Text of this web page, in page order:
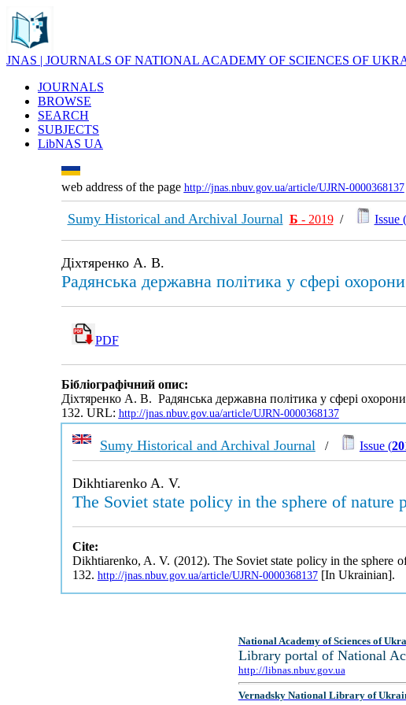
JNAS | JOURNALS OF NATIONAL ACADEMY OF SCIENCES OF
JOURNALS
BROWSE
SEARCH
SUBJECTS
LibNAS UA
web address of the page http://jnas.nbuv.gov.ua/article/UJRN-0000368137
Sumy Historical and Archival Journal Б - 2019/ Issue (
Діхтяренко А. В.
Радянська державна політика у сфері
PDF
Бібліографічний опис:
Діхтяренко А. В. Радянська державна політика у сфері
132. URL: http://jnas.nbuv.gov.ua/article/UJRN-0000368137
Sumy Historical and Archival Journal / Issue (
Dikhtiarenko A. V.
The Soviet state policy in the sphere of
Cite:
Dikhtiarenko, A. V. (2012). The Soviet state policy in the sphere
132. http://jnas.nbuv.gov.ua/article/UJRN-0000368137[In Ukrainian].
National Academy of Sciences of
Library portal of National
http://libnas.nbuv.gov.ua
Vernadsky National Library of